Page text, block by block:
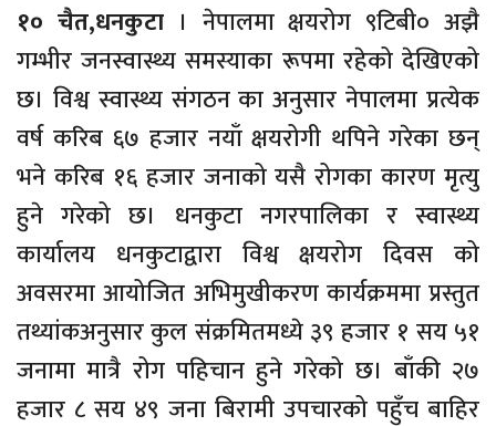
१० चैत,धनकुटा । नेपालमा क्षयरोग ९टिबी० अझै
गम्भीर जनस्वास्थ्य समस्याका रूपमा रहेको देखिएको
छ। विश्व स्वास्थ्य संगठन का अनुसार नेपालमा प्रत्येक
वर्ष करिब ६७ हजार नयाँ क्षयरोगी थपिने गरेका छन्
भने करिब १६ हजार जनाको यसै रोगका कारण मृत्यु
हुने गरेको छ। धनकुटा नगरपालिका र स्वास्थ्य
कार्यालय धनकुटाद्वारा विश्व क्षयरोग दिवस को
अवसरमा आयोजित अभिमुखीकरण कार्यक्रममा प्रस्तुत
तथ्यांकअनुसार कुल संक्रमितमध्ये ३९ हजार १ सय ५१
जनामा मात्रै रोग पहिचान हुने गरेको छ। बाँकी २७
हजार ८ सय ४९ जना बिरामी उपचारको पहुँच बाहिर